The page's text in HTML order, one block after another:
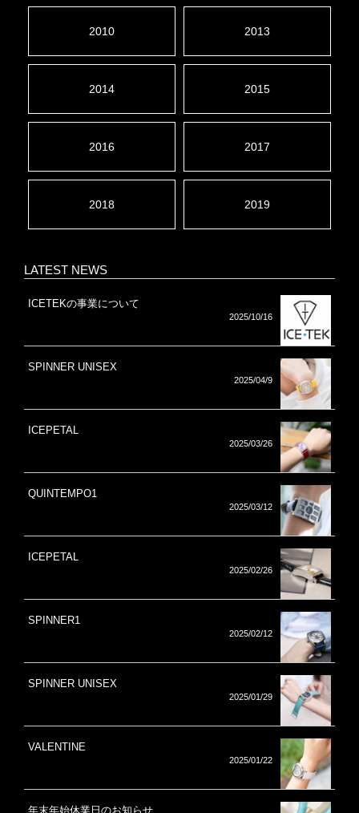
2010 2013
2014 2015
2016 2017
2018 2019
LATEST NEWS
ICETEKの事業について
2025/10/16
SPINNER UNISEX
2025/04/9
ICEPETAL
2025/03/26
QUINTEMPO1
2025/03/12
ICEPETAL
2025/02/26
SPINNER1
2025/02/12
SPINNER UNISEX
2025/01/29
VALENTINE
2025/01/22
年末年始休業日のお知らせ